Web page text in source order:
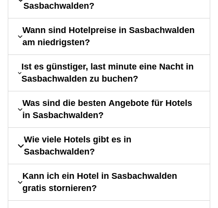
Sasbachwalden?
Wann sind Hotelpreise in Sasbachwalden
am niedrigsten?
Ist es günstiger, last minute eine Nacht in
Sasbachwalden zu buchen?
Was sind die besten Angebote für Hotels
in Sasbachwalden?
Wie viele Hotels gibt es in
Sasbachwalden?
Kann ich ein Hotel in Sasbachwalden
gratis stornieren?